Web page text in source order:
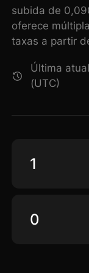
subida de
oferece
taxas a partir
Última
(UTC)